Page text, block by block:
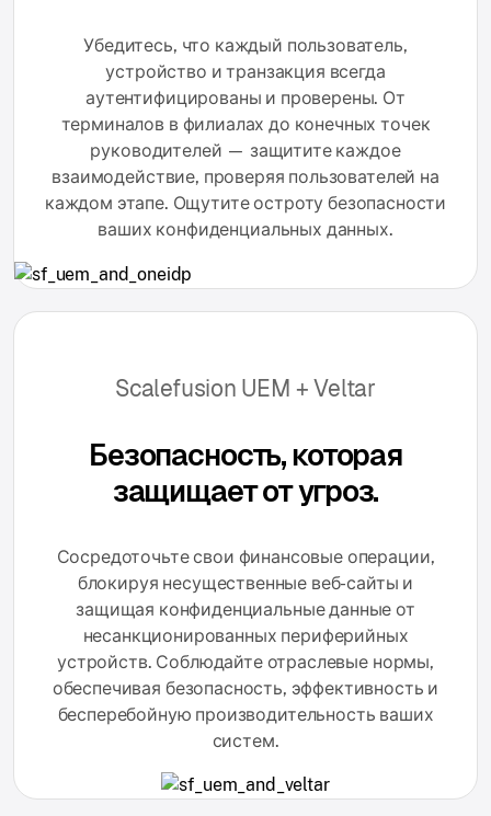
Убедитесь, что каждый пользователь,
устройство и транзакция всегда
аутентифицированы и проверены. От
терминалов в филиалах до конечных точек
руководителей — защитите каждое
взаимодействие, проверяя пользователей на
каждом этапе. Ощутите остроту безопасности
ваших конфиденциальных данных.
Scalefusion UEM + Veltar
Безопасность, которая
защищает от угроз.
Сосредоточьте свои финансовые операции,
блокируя несущественные веб-сайты и
защищая конфиденциальные данные от
несанкционированных периферийных
устройств. Соблюдайте отраслевые нормы,
обеспечивая безопасность, эффективность и
бесперебойную производительность ваших
систем.